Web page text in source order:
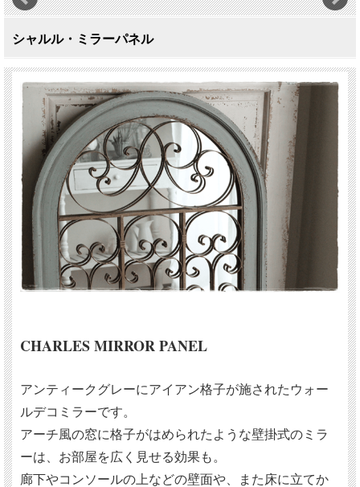
シャルル・ミラーパネル
CHARLES MIRROR PANEL
アンティークグレーにアイアン格子が施されたウォー
ルデコミラーです。
アーチ風の窓に格子がはめられたような壁掛式のミラ
ーは、お部屋を広く見せる効果も。
廊下やコンソールの上などの壁面や、また床に立てか